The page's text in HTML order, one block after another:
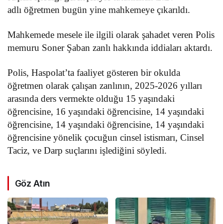
adlı öğretmen bugün yine mahkemeye çıkarıldı.
Mahkemede mesele ile ilgili olarak şahadet veren Polis
memuru Soner Şaban zanlı hakkında iddiaları aktardı.
Polis, Haspolat’ta faaliyet gösteren bir okulda
öğretmen olarak çalışan zanlının, 2025-2026 yılları
arasında ders vermekte olduğu 15 yaşındaki
öğrencisine, 16 yaşındaki öğrencisine, 14 yaşındaki
öğrencisine, 14 yaşındaki öğrencisine, 14 yaşındaki
öğrencisine yönelik çocuğun cinsel istismarı, Cinsel
Taciz, ve Darp suçlarını işlediğini söyledi.
Göz Atın